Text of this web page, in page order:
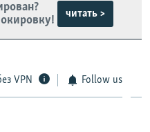
читать >
VPN Follow us